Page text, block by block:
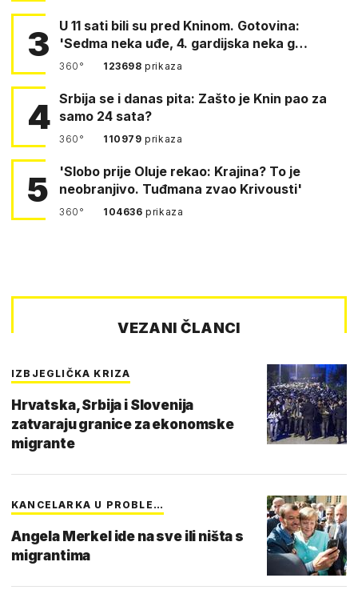
3
U 11 sati bili su pred Kninom. Gotovina:
'Sedma neka uđe, 4. gardijska neka g…
360° 123698prikaza
4 Srbija se i danas pita: Zašto je Knin pao za
samo 24 sata?
360° 110979prikaza
5
'Slobo prije Oluje rekao: Krajina? To je
neobranjivo. Tuđmana zvao Krivousti'
360° 104636prikaza
VEZANI ČLANCI
IZBJEGLIČKA KRIZA
Hrvatska, Srbija i Slovenija
zatvaraju granice za ekonomske
migrante
KANCELARKA U PROBLE…
Angela Merkel ide na sve ili ništa s
migrantima